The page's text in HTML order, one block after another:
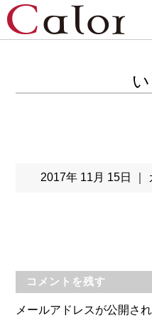
2017年 11月 15日 ｜
コメントを残す
メールアドレスが公開さ